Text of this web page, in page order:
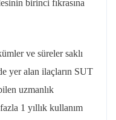
birinci fıkrasına
ve süreler saklı
yer alan ilaçların SUT
uzmanlık
1 yıllık kullanım